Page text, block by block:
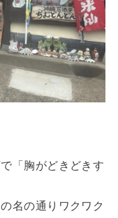
「胸がどきどきす
名の通りワクワク